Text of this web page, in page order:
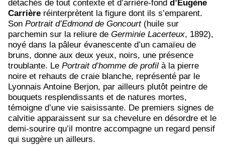
détachés de tout contexte et d’arrière-fond d’Eugène
Carrière réinterprètent la figure dont ils s’emparent.
Son Portrait d’Edmond de Goncourt(huile sur
parchemin sur la reliure de Germinie Lacerteux, 1892),
noyé dans la pâleur évanescente d’un camaïeu de
bruns, donne aux deux yeux, noirs, une présence
troublante. Le Portrait d’homme de profil à la pierre
noire et rehauts de craie blanche, représenté par le
Lyonnais Antoine Berjon, par ailleurs plutôt peintre de
bouquets resplendissants et de natures mortes,
témoigne d’une vie saisissante. De premiers signes de
calvitie apparaissent sur sa chevelure en désordre et le
demi-sourire qu’il montre accompagne un regard pensif
qui suggère un ailleurs.